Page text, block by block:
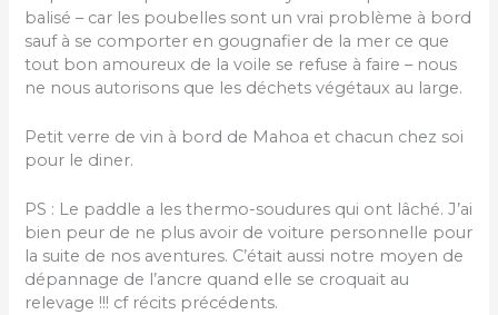
balisé – car les poubelles sont un vrai problème à bord
sauf à se comporter en gougnafier de la mer ce que
tout bon amoureux de la voile se refuse à faire – nous
ne nous autorisons que les déchets végétaux au large.
Petit verre de vin à bord de Mahoa et chacun chez soi
pour le diner.
PS : Le paddle a les thermo-soudures qui ont lâché. J’ai
bien peur de ne plus avoir de voiture personnelle pour
la suite de nos aventures. C’était aussi notre moyen de
dépannage de l’ancre quand elle se croquait au
relevage !!! cf récits précédents.